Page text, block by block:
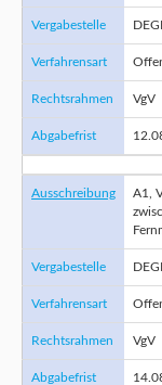
Vergabestelle
Verfahrensart
Rechtsrahmen VgV
Abgabefrist
Ausschreibung
A1,
Vergabestelle
Verfahrensart
Rechtsrahmen VgV
Abgabefrist